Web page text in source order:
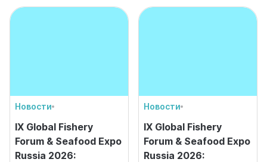
Новости
IX Global Fishery
Forum & Seafood Expo
Russia 2026:
Новости
IX Global Fishery
Forum & Seafood Expo
Russia 2026: